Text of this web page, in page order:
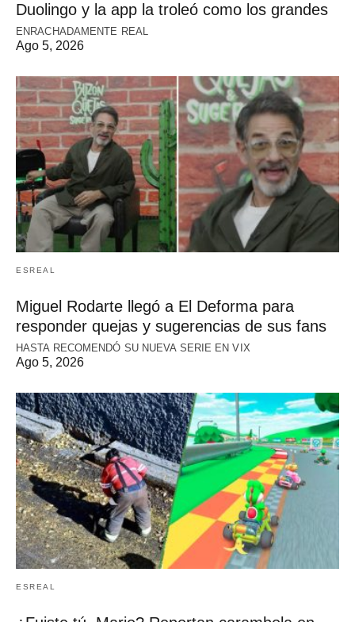
Duolingo y la app la troleó como los grandes
ENRACHADAMENTE REAL
Ago 5, 2026
ESREAL
Miguel Rodarte llegó a El Deforma para
responder quejas y sugerencias de sus fans
HASTA RECOMENDÓ SU NUEVA SERIE EN VIX
Ago 5, 2026
ESREAL